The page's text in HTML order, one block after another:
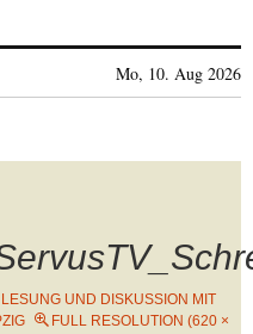
Mo, 10. Aug 2026
LESUNG UND DISKUSSION MIT
FULL RESOLUTION (620 ×